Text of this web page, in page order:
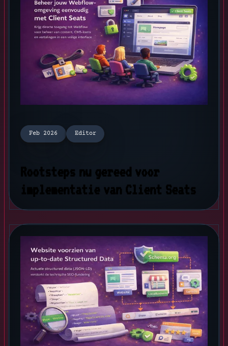
Feb 2026 Editor
Rootsteps nu gereed voor
implementatie van Client Seats